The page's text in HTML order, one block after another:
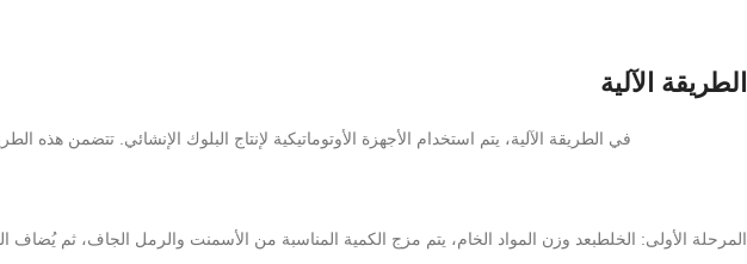
الطريقة الآلية
في الطريقة الآلية، يتم استخدام الأجهزة الأوتوماتيكية لإنتاج البلوك الإنشائي. تتضمن هذه
المرحلة الأولى: الخلطبعد وزن المواد الخام، يتم مزج الكمية المناسبة من الأسمنت والرمل الجاف، ثم يُضاف